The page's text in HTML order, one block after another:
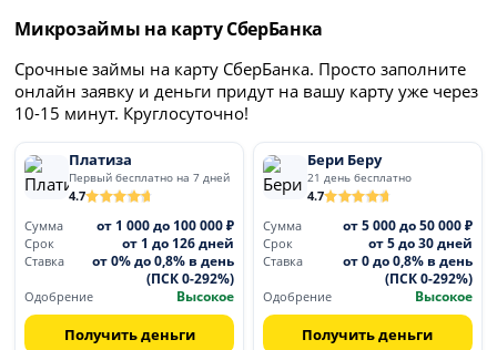
Микрозаймы на карту СберБанка
Срочные займы на карту СберБанка. Просто заполните
онлайн заявку и деньги придут на вашу карту уже через
10-15 минут. Круглосуточно!
Платиза
Первый бесплатно на 7 дней
4.7
Сумма
от 1 000 до 100 000 ₽
Срок от 1 до 126 дней
Ставка
от 0% до 0,8% в день
(ПСК 0-292%)
Одобрение Высокое
Получить деньги
Бери Беру
21 день бесплатно
4.7
Сумма
от 5 000 до 50 000 ₽
Срок от 5 до 30 дней
Ставка
от 0 до 0,8% в день
(ПСК 0-292%)
Одобрение Высокое
Получить деньги